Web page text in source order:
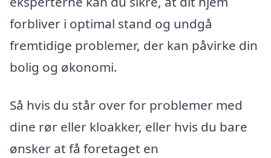
forbliver i optimal stand og undgå
fremtidige problemer, der kan påvirke din
bolig og økonomi.
Så hvis du står over for problemer med
dine rør eller kloakker, eller hvis du bare
ønsker at få foretaget en